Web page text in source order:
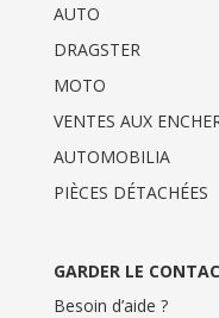
AUTO
DRAGSTER
MOTO
VENTES AUX
AUTOMOBILIA
PIÈCES DÉTACHÉES
GARDER LE
Besoin d’aide ?